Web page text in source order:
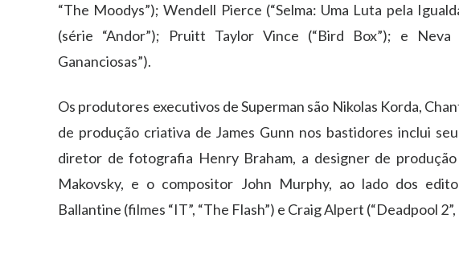
“The Moodys”); Wendell Pierce (“Selma: Uma Luta pela
(série “Andor”); Pruitt Taylor Vince (“Bird Box”); e Neva
Gananciosas”).
Os produtores executivos de Superman são Nikolas Korda,
de produção criativa de James Gunn nos bastidores inclui
diretor de fotografia Henry Braham, a designer de
Makovsky, e o compositor John Murphy, ao lado dos
Ballantine (filmes “IT”, “The Flash”) e Craig Alpert (“Deadpool